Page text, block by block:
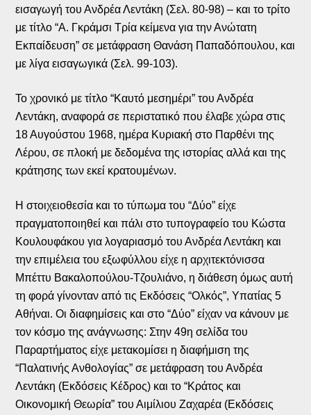
εισαγωγή του Ανδρέα Λεντάκη (Σελ. 80-98) – και το τρίτο
με τίτλο “Α. Γκράμσι Τρία κείμενα για την Ανώτατη
Εκπαίδευση” σε μετάφραση Θανάση Παπαδόπουλου, και
με λίγα εισαγωγικά (Σελ. 99-103).
Το χρονικό με τίτλο “Καυτό μεσημέρι” του Ανδρέα
Λεντάκη, αναφορά σε περιστατικό που έλαβε χώρα στις
18 Αυγούστου 1968, ημέρα Κυριακή στο Παρθένι της
Λέρου, σε πλοκή με δεδομένα της ιστορίας αλλά και της
κράτησης των εκεί κρατουμένων.
Η στοιχειοθεσία και το τύπωμα του “Δύο” είχε
πραγματοποιηθεί και πάλι στο τυπογραφείο του Κώστα
Κουλουφάκου για λογαριασμό του Ανδρέα Λεντάκη και
την επιμέλεια του εξωφύλλου είχε η αρχιτεκτόνισσα
Μπέττυ Βακαλοπούλου-Τζουλιάνο, η διάθεση όμως αυτή
τη φορά γίνονταν από τις Εκδόσεις “Ολκός”, Υπατίας 5
Αθήναι. Οι διαφημίσεις και στο “Δύο” είχαν να κάνουν με
τον κόσμο της ανάγνωσης: Στην 49η σελίδα του
Παραρτήματος είχε μετακομίσει η διαφήμιση της
“Παλατινής Ανθολογίας” σε μετάφραση του Ανδρέα
Λεντάκη (Εκδόσεις Κέδρος) και το “Κράτος και
Οικονομική Θεωρία” του Αιμίλιου Ζαχαρέα (Εκδόσεις